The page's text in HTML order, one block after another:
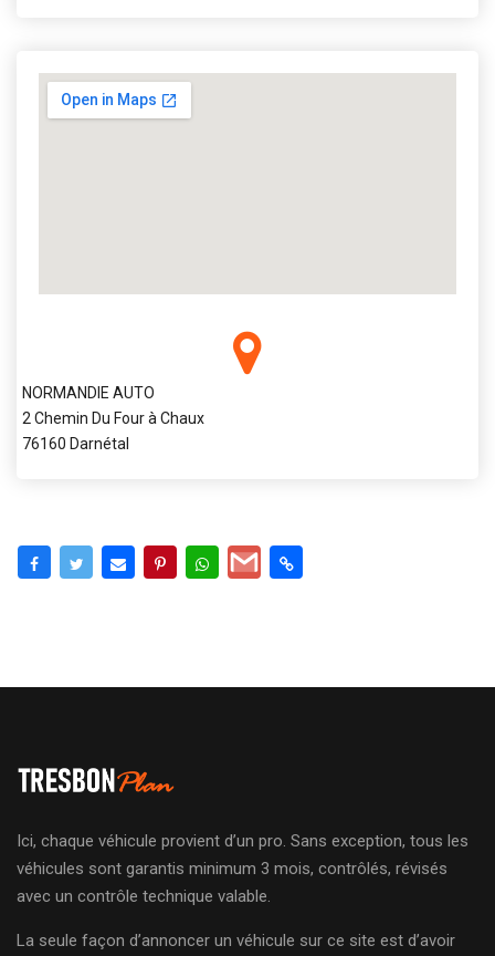
NORMANDIE AUTO
2 Chemin Du Four à Chaux
76160 Darnétal
Ici, chaque véhicule provient d’un pro. Sans exception, tous les
véhicules sont garantis minimum 3 mois, contrôlés, révisés
avec un contrôle technique valable.
La seule façon d’annoncer un véhicule sur ce site est d’avoir